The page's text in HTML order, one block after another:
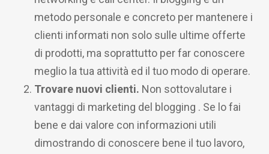
metodo personale e concreto per mantenere i
clienti informati non solo sulle ultime offerte
di prodotti, ma soprattutto per far conoscere
meglio la tua attività ed il tuo modo di operare.
Trovare nuovi clienti. Non sottovalutare i
vantaggi di marketing del blogging . Se lo fai
bene e dai valore con informazioni utili
dimostrando di conoscere bene il tuo lavoro,